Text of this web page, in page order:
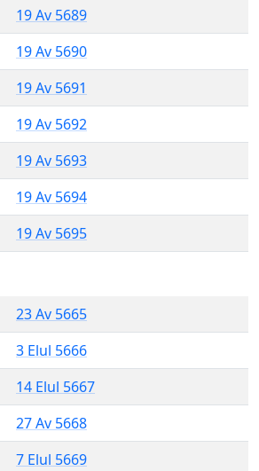
19 Av 5689
19 Av 5690
19 Av 5691
19 Av 5692
19 Av 5693
19 Av 5694
19 Av 5695
23 Av 5665
3 Elul 5666
14 Elul 5667
27 Av 5668
7 Elul 5669